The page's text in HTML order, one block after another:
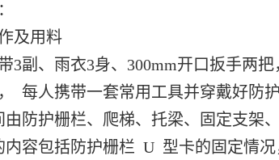
及用料
、雨衣3身、300mm开口扳手两把
每人携带一套常用工具并穿戴好防
由防护栅栏、爬梯、托梁、固定支
内容包括防护栅栏 U 型卡的固定情